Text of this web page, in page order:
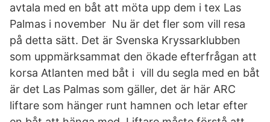
avtala med en båt att möta upp dem i tex Las
Palmas i november Nu är det fler som vill resa
på detta sätt. Det är Svenska Kryssarklubben
som uppmärksammat den ökade efterfrågan att
korsa Atlanten med båt i vill du segla med en båt
är det Las Palmas som gäller, det är här ARC
liftare som hänger runt hamnen och letar efter